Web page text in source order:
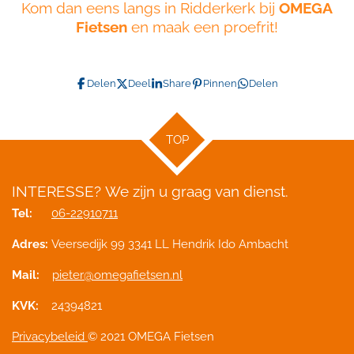
Kom dan eens langs in Ridderkerk bij OMEGA
Fietsen en maak een proefrit!
Delen Deel Share Pinnen Delen
TOP
INTERESSE? We zijn u graag van dienst.
Tel: 06-22910711
Adres: Veersedijk 99 3341 LL Hendrik Ido Ambacht
Mail: pieter@omegafietsen.nl
KVK: 24394821
Privacybeleid © 2021 OMEGA Fietsen